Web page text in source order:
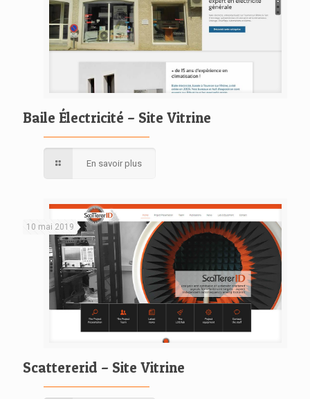
Baile Électricité – Site Vitrine
En savoir plus
10 mai 2019
Scattererid – Site Vitrine